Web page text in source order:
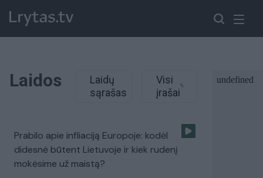
Laidos
Laidų
sąrašas
Visi
įrašai
Prabilo apie infliaciją Europoje: kodėl
didesnė būtent Lietuvoje ir kiek rudenį
mokėsime už maistą?